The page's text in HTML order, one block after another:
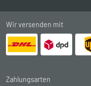
Wir versenden mit
Zahlungsarten